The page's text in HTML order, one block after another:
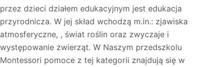
przez dzieci działem edukacyjnym jest edukacja
przyrodnicza. W jej skład wchodzą m.in.: zjawiska
atmosferyczne, , świat roślin oraz zwyczaje i
występowanie zwierząt. W Naszym przedszkolu
Montessori pomoce z tej kategorii znajdują się w